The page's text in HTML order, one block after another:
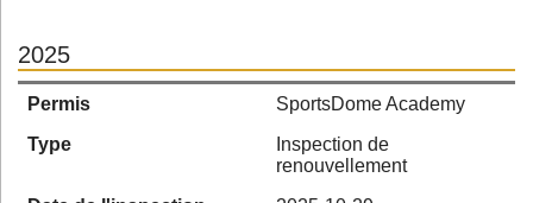
2025
Permis
SportsDome Academy
Type
Inspection de
renouvellement